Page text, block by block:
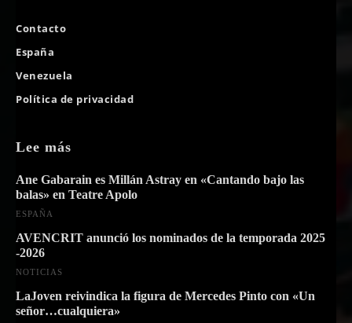
Contacto
España
Venezuela
Política de privacidad
Lee más
Ane Gabarain es Millán Astray en «Cantando bajo las
balas» en Teatre Apolo
ESPAÑA
AVENCRIT anunció los nominados de la temporada 2025
-2026
NOTICIAS
LaJoven reivindica la figura de Mercedes Pinto con «Un
señor…cualquiera»